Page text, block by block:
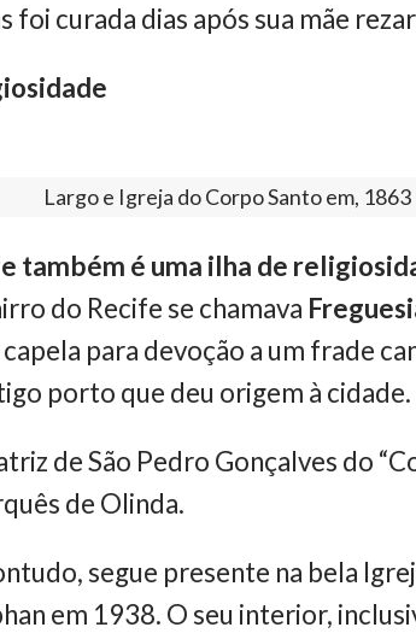
foi curada dias após sua mãe
Largo e Igreja do Corpo Santo em,
também é uma ilha de
do Recife se chamava
para devoção a um frade
porto que deu origem à cidade.
de São Pedro Gonçalves do
de Olinda.
segue presente na bela
em 1938. O seu interior,